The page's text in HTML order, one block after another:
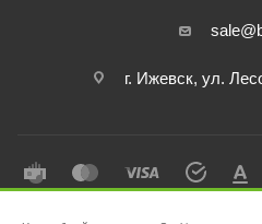
г. Ижевск, ул.